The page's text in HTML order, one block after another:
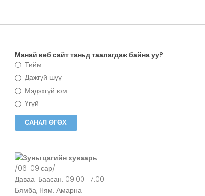
Манай веб сайт таньд таалагдаж байна уу?
Тийм
Дажгүй шүү
Мэдэхгүй юм
Үгүй
Зуны цагийн хуваарь
/06-09 сар/
Даваа-Баасан: 09:00-17:00
Бямба, Ням: Амарна